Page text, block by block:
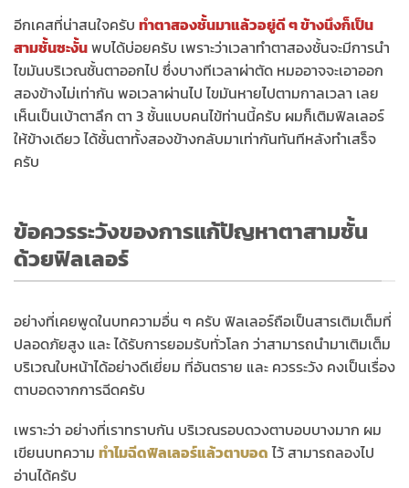
อีกเคสที่น่าสนใจครับ ทำตาสองชั้นมาแล้วอยู่ดี ๆ ข้างนึงก็เป็น
สามชั้นซะงั้นพบได้บ่อยครับ เพราะว่าเวลาทำตาสองชั้นจะมีการนำ
ไขมันบริเวณชั้นตาออกไป ซึ่งบางทีเวลาผ่าตัด หมออาจจะเอาออก
สองข้างไม่เท่ากัน พอเวลาผ่านไป ไขมันหายไปตามกาลเวลา เลย
เห็นเป็นเบ้าตาลึก ตา 3 ชั้นแบบคนไข้ท่านนี้ครับ ผมก็เติมฟิลเลอร์
ให้ข้างเดียว ได้ชั้นตาทั้งสองข้างกลับมาเท่ากันทันทีหลังทำเสร็จ
ครับ
ข้อควรระวังของการแก้ปัญหาตาสามชั้น
ด้วยฟิลเลอร์
อย่างที่เคยพูดในบทความอื่น ๆ ครับ ฟิลเลอร์ถือเป็นสารเติมเต็มที่
ปลอดภัยสูง และ ได้รับการยอมรับทั่วโลก ว่าสามารถนำมาเติมเต็ม
บริเวณใบหน้าได้อย่างดีเยี่ยม ที่อันตราย และ ควรระวัง คงเป็นเรื่อง
ตาบอดจากการฉีดครับ
เพราะว่า อย่างที่เราทราบกัน บริเวณรอบดวงตาบอบบางมาก ผม
เขียนบทความ ทำไมฉีดฟิลเลอร์แล้วตาบอดไว้ สามารถลองไป
อ่านได้ครับ